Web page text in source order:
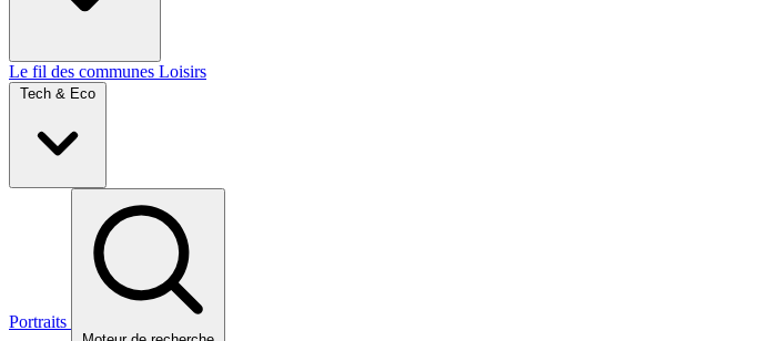
Le fil des communes Loisirs
Tech & Eco
Portraits